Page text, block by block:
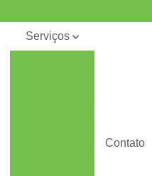
Serviços
Contato